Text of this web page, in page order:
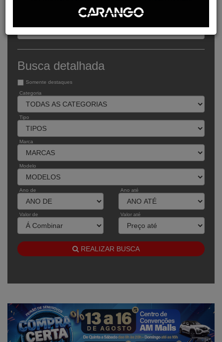
Busca expressa
Busca detalhada
Somente destaques
Categoria
Tipo
Marca
Modelo
Ano de Ano até
Valor de Valor até
REALIZAR BUSCA